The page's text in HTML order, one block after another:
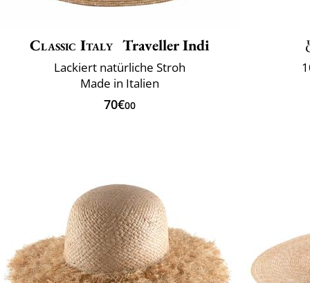
Classic Italy Traveller Indi
Lackiert natürliche Stroh
Made in Italien
70€00